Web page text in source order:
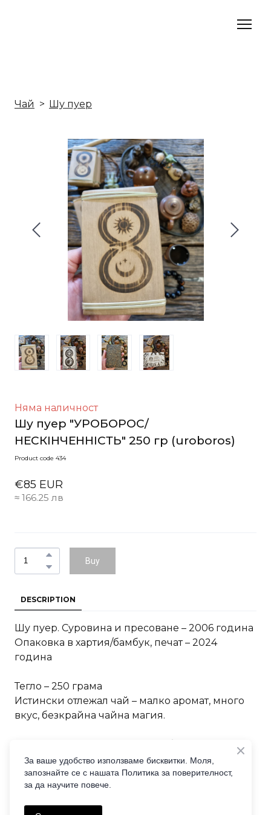
Чай Шу пуер
Няма наличност
Шу пуер "УРОБОРОС/
НЕСКІНЧЕННІСТЬ" 250 гр (uroboros)
Product code 434
€85 EUR
≈ 166.25 лв
Buy
DESCRIPTION
Шу пуер. Суровина и пресоване – 2006 година
Опаковка в хартия/бамбук, печат – 2024
година
Тегло – 250 грама
Истински отлежал чай – малко аромат, много
вкус, безкрайна чайна магия.
човек, който обича истински чай.
За ваше удобство използваме бисквитки. Моля,
запознайте се с нашата Политика за поверителност,
за да научите повече.